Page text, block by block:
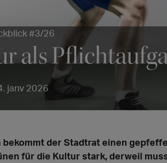
#3/26
als
janv 2026
bekommt der Stadtrat einen
für die Kultur stark, derweil